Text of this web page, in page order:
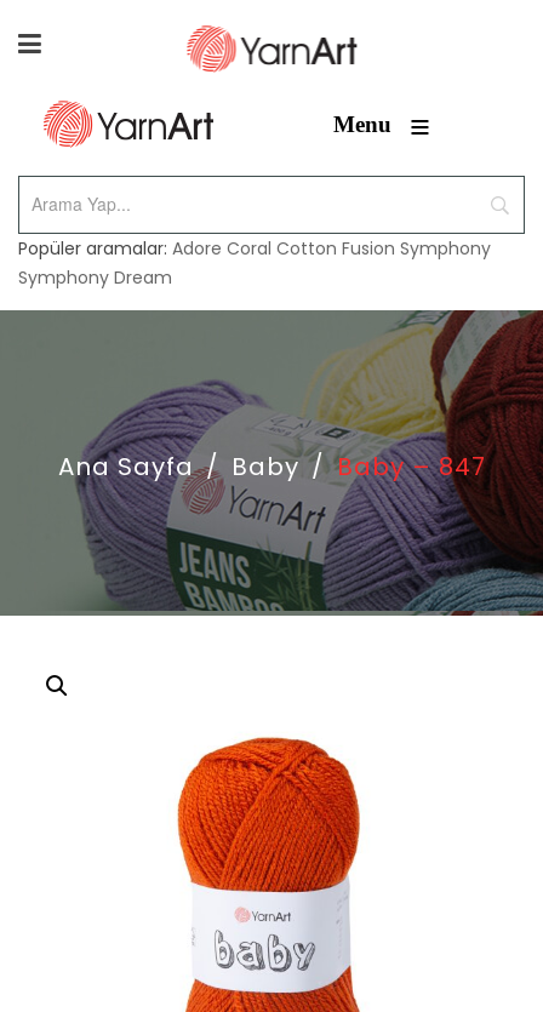
Menu ≡
Popüler aramalar: Adore Coral Cotton Fusion Symphony
Symphony Dream
Ana Sayfa / Baby / Baby – 847